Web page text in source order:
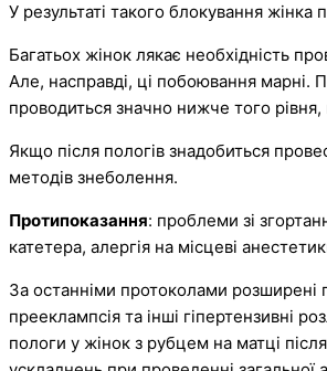
У результаті такого блокування
Багатьох жінок лякає необхідність
Але, насправді, ці побоювання
проводиться значно нижче того
Якщо після пологів знадобиться
методів знеболення.
Протипоказання: проблеми зі
катетера, алергія на місцеві
За останніми протоколами розширені
прееклампсія та інші гіпертензивні
пологи у жінок з рубцем на матці